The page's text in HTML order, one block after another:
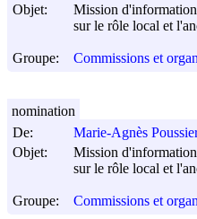
Objet:
Mission
sur le rôle local et
Groupe: Commissions et
De:
Marie-Agnès
Objet:
Mission
sur le rôle local et
Groupe: Commissions et
nomination